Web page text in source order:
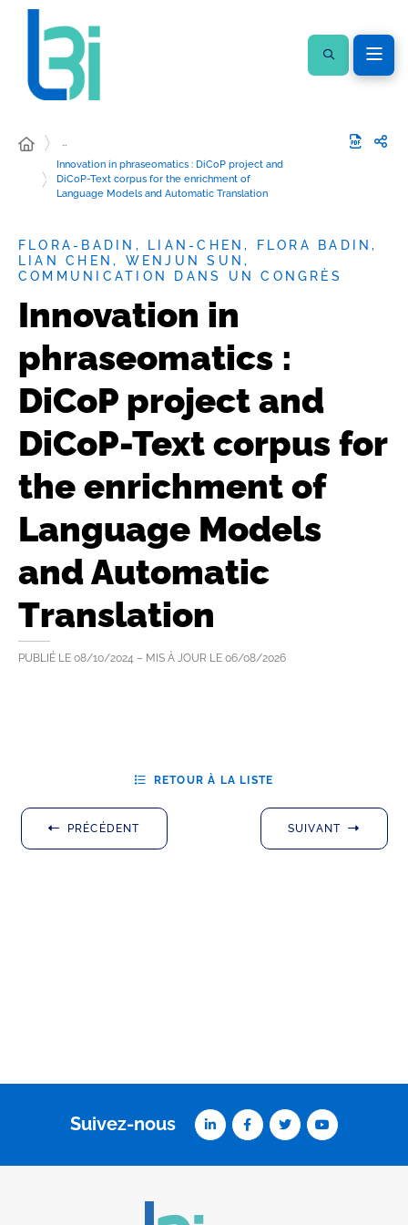
…
Innovation in phraseomatics : DiCoP project and
DiCoP-Text corpus for the enrichment of
Language Models and Automatic Translation
FLORA-BADIN, LIAN-CHEN, FLORA BADIN,
LIAN CHEN, WENJUN SUN,
COMMUNICATION DANS UN CONGRÈS
Innovation in
phraseomatics :
DiCoP project and
DiCoP-Text corpus for
the enrichment of
Language Models
and Automatic
Translation
PUBLIÉ LE 08/10/2024 – MIS À JOUR LE 06/08/2026
PRÉCÉDENT
RETOUR À LA LISTE
SUIVANT
Suivez-nous